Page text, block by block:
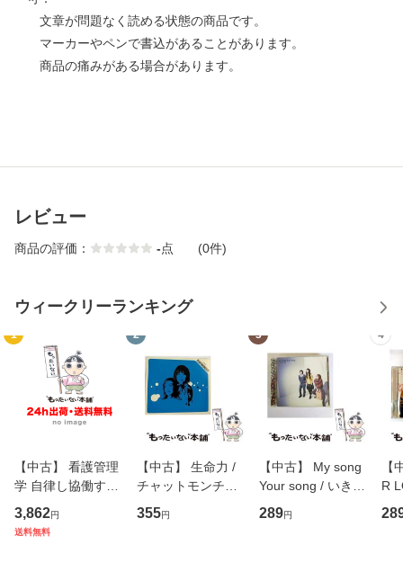
文章が問題なく読める状態の商品です。
マーカーやペンで書込があることがあります。
商品の痛みがある場合があります。
レビュー
商品の評価： -点 (0件)
ウィークリーランキング
1
【中古】 看護管理
学 自律し協働する
専門職の看護マネ
ジメントスキル 改
3,862円
送料無料
2
【中古】 生命力 /
チャットモンチー /
キューンレコード
[CD]【メール便送
355円
3
【中古】 My song
Your song / いきも
のがかり / [CD]
【メール便送料無
289円
4
【
R
産